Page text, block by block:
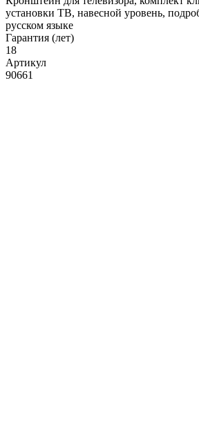
установки ТВ, навесной уровень,
русском языке
Гарантия (лет)
18
Артикул
90661